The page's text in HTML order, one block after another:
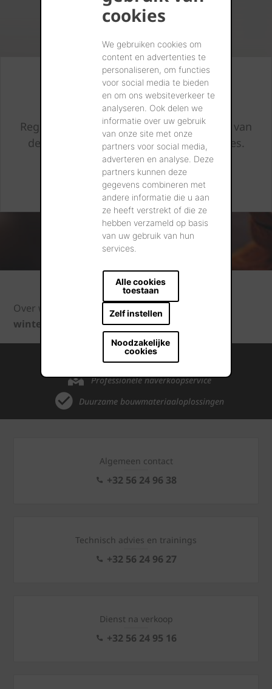
cookies
We gebruiken cookies om
content en advertenties te
personaliseren, om functies
voor social media te bieden
en om ons websiteverkeer te
analyseren. Ook delen we
informatie over uw gebruik
van onze site met onze
partners voor social media,
adverteren en analyse. Deze
partners kunnen deze
gegevens combineren met
andere informatie die u aan
ze heeft verstrekt of die ze
hebben verzameld op basis
van uw gebruik van hun
services.
Alle cookies
toestaan
Zelf instellen
Noodzakelijke
cookies
Altijd op de hoogte
Registreer en we houden u op de hoogte van
de laatste nieuwtjes en bijkomend advies.
IK SCHRIJF MIJ IN
Over wienerberger Nieuws
winters werfpakket
Internationale kennis en ervaring
Professionele naverkoopservice
Duurzame bouwmateriaaloplossingen
Algemeen contact
+32 56 24 96 38
Technisch advies en trainings
+32 56 24 96 27
Dienst na verkoop
+32 56 24 95 16